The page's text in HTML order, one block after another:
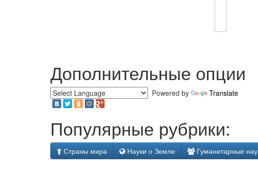
Дополнительные опции
Powered by Translate
Популярные рубрики:
Страны мира Науки о Земле Гуманитарные